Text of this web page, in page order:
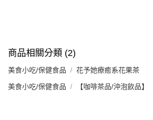
商品相關分類 (2)
美食小吃/保健食品 花予她療癒系花果茶
美食小吃/保健食品 【咖啡茶品/沖泡飲品】